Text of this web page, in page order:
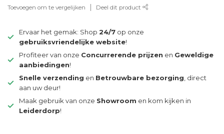
Toevoegen om te vergelijken Deel dit product
Ervaar het gemak: Shop 24/7 op onze
gebruiksvriendelijke website!
Profiteer van onze Concurrerende prijzen en Geweldige
aanbiedingen!
Snelle verzending en Betrouwbare bezorging , direct
aan uw deur!
Maak gebruik van onze Showroom en kom kijken in
Leiderdorp!